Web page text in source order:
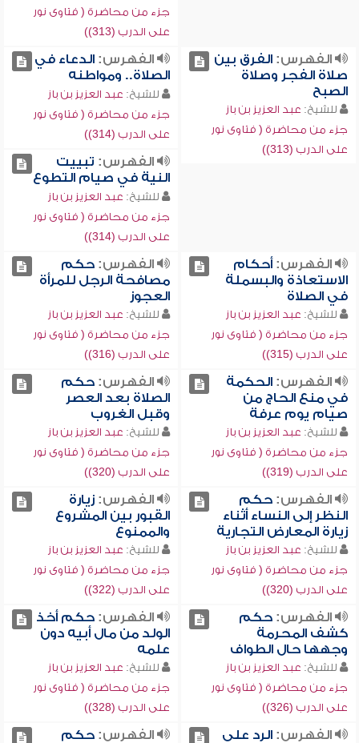
جزء من محاضرة ( فتاوى نور
على الدرب (313))
الفهرس:الفرق بين
صلاة الفجر وصلاة
الصبح
للشيخ: عبد العزيز بن باز
جزء من محاضرة ( فتاوى نور
على الدرب (313))
الفهرس:الدعاء في
الصلاة.. ومواطنه
للشيخ: عبد العزيز بن باز
جزء من محاضرة ( فتاوى نور
على الدرب (314))
الفهرس: تبييت
النية في صيام التطوع
للشيخ: عبد العزيز بن باز
جزء من محاضرة ( فتاوى نور
على الدرب (314))
الفهرس:أحكام
الاستعاذة والبسملة
في الصلاة
للشيخ: عبد العزيز بن باز
جزء من محاضرة ( فتاوى نور
على الدرب (315))
الفهرس:حكم
مصافحة الرجل للمرأة
العجوز
للشيخ: عبد العزيز بن باز
جزء من محاضرة ( فتاوى نور
على الدرب (316))
الفهرس:الحكمة
في منع الحاج من
صيام يوم عرفة
للشيخ: عبد العزيز بن باز
جزء من محاضرة ( فتاوى نور
على الدرب (319))
الفهرس:حكم
الصلاة بعد العصر
وقبل الغروب
للشيخ: عبد العزيز بن باز
جزء من محاضرة ( فتاوى نور
على الدرب (320))
الفهرس:حكم
النظر إلى النساء أثناء
زيارة المعارض التجارية
للشيخ: عبد العزيز بن باز
جزء من محاضرة ( فتاوى نور
على الدرب (320))
الفهرس:زيارة
القبور بين المشروع
والممنوع
للشيخ: عبد العزيز بن باز
جزء من محاضرة ( فتاوى نور
على الدرب (322))
الفهرس:حكم
كشف المحرمة
وجهها حال الطواف
للشيخ: عبد العزيز بن باز
جزء من محاضرة ( فتاوى نور
على الدرب (326))
الفهرس:حكم أخذ
الولد من مال أبيه دون
علمه
للشيخ: عبد العزيز بن باز
جزء من محاضرة ( فتاوى نور
على الدرب (328))
الفهرس:الرد على
الفهرس:حكم